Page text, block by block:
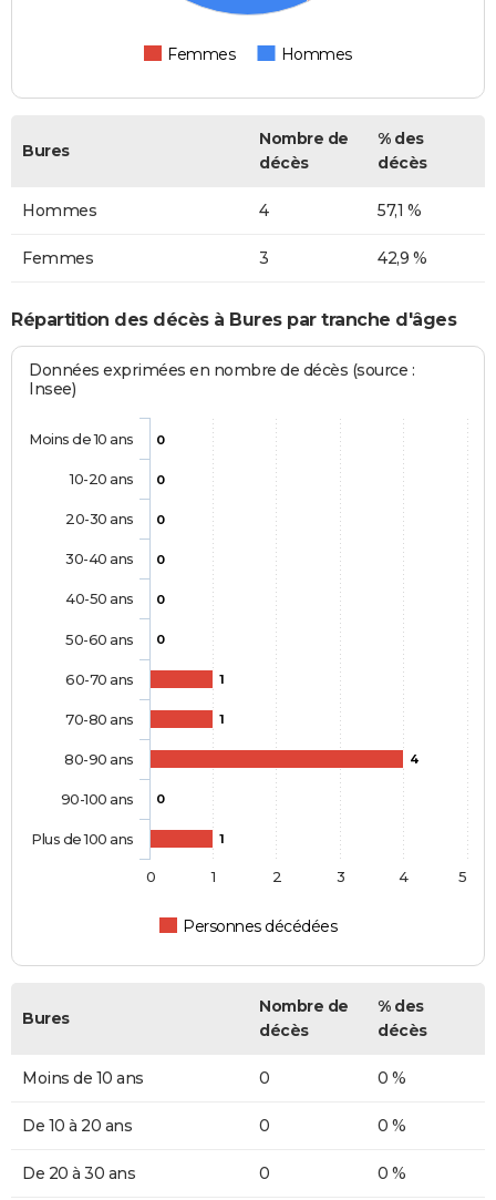
Femmes Hommes
Bures
Nombre de
décès
% des
décès
Hommes 4 57,1 %
Femmes 3 42,9 %
Répartition des décès à Bures par tranche d'âges
Données exprimées en nombre de décès (source :
Insee)
0
0
0
0
0
0
1
1
4
0
1
Personnes décédées
Moins de 10 ans
10-20 ans
20-30 ans
30-40 ans
40-50 ans
50-60 ans
60-70 ans
70-80 ans
80-90 ans
90-100 ans
Plus de 100 ans
0 1 2 3 4 5
Bures
Nombre de
décès
% des
décès
Moins de 10 ans 0 0 %
De 10 à 20 ans 0 0 %
De 20 à 30 ans 0 0 %